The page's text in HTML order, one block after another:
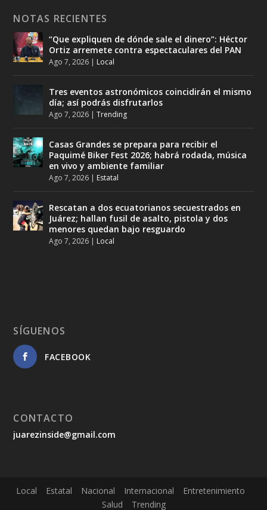
NOTAS RECIENTES
“Que expliquen de dónde sale el dinero”: Héctor
Ortiz arremete contra espectaculares del PAN
Ago 7, 2026 | Local
Tres eventos astronómicos coincidirán el mismo
día; así podrás disfrutarlos
Ago 7, 2026 |Trending
Casas Grandes se prepara para recibir el
Paquimé Biker Fest 2026; habrá rodada, música
en vivo y ambiente familiar
Ago 7, 2026 | Estatal
Rescatan a dos ecuatorianos secuestrados en
Juárez; hallan fusil de asalto, pistola y dos
menores quedan bajo resguardo
Ago 7, 2026 | Local
SÍGUENOS
FACEBOOK
CONTACTO
juarezinside@gmail.com
Local Estatal Nacional Internacional
Entretenimiento
Salud
Trending